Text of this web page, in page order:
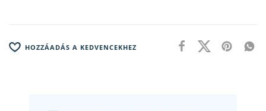
HOZZÁADÁS A KEDVENCEKHEZ